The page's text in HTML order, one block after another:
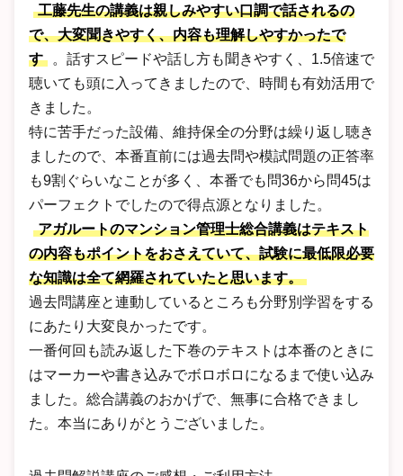
工藤先生の講義は親しみやすい口調で話されるの
で、大変聞きやすく、内容も理解しやすかったで
す
。話すスピードや話し方も聞きやすく、1.5倍速で
聴いても頭に入ってきましたので、時間も有効活用で
きました。
特に苦手だった設備、維持保全の分野は繰り返し聴き
ましたので、本番直前には過去問や模試問題の正答率
も9割ぐらいなことが多く、本番でも問36から問45は
パーフェクトでしたので得点源となりました。
アガルートのマンション管理士総合講義はテキスト
の内容もポイントをおさえていて、試験に最低限必要
な知識は全て網羅されていたと思います。
過去問講座と連動しているところも分野別学習をする
にあたり大変良かったです。
一番何回も読み返した下巻のテキストは本番のときに
はマーカーや書き込みでボロボロになるまで使い込み
ました。総合講義のおかげで、無事に合格できまし
た。本当にありがとうございました。